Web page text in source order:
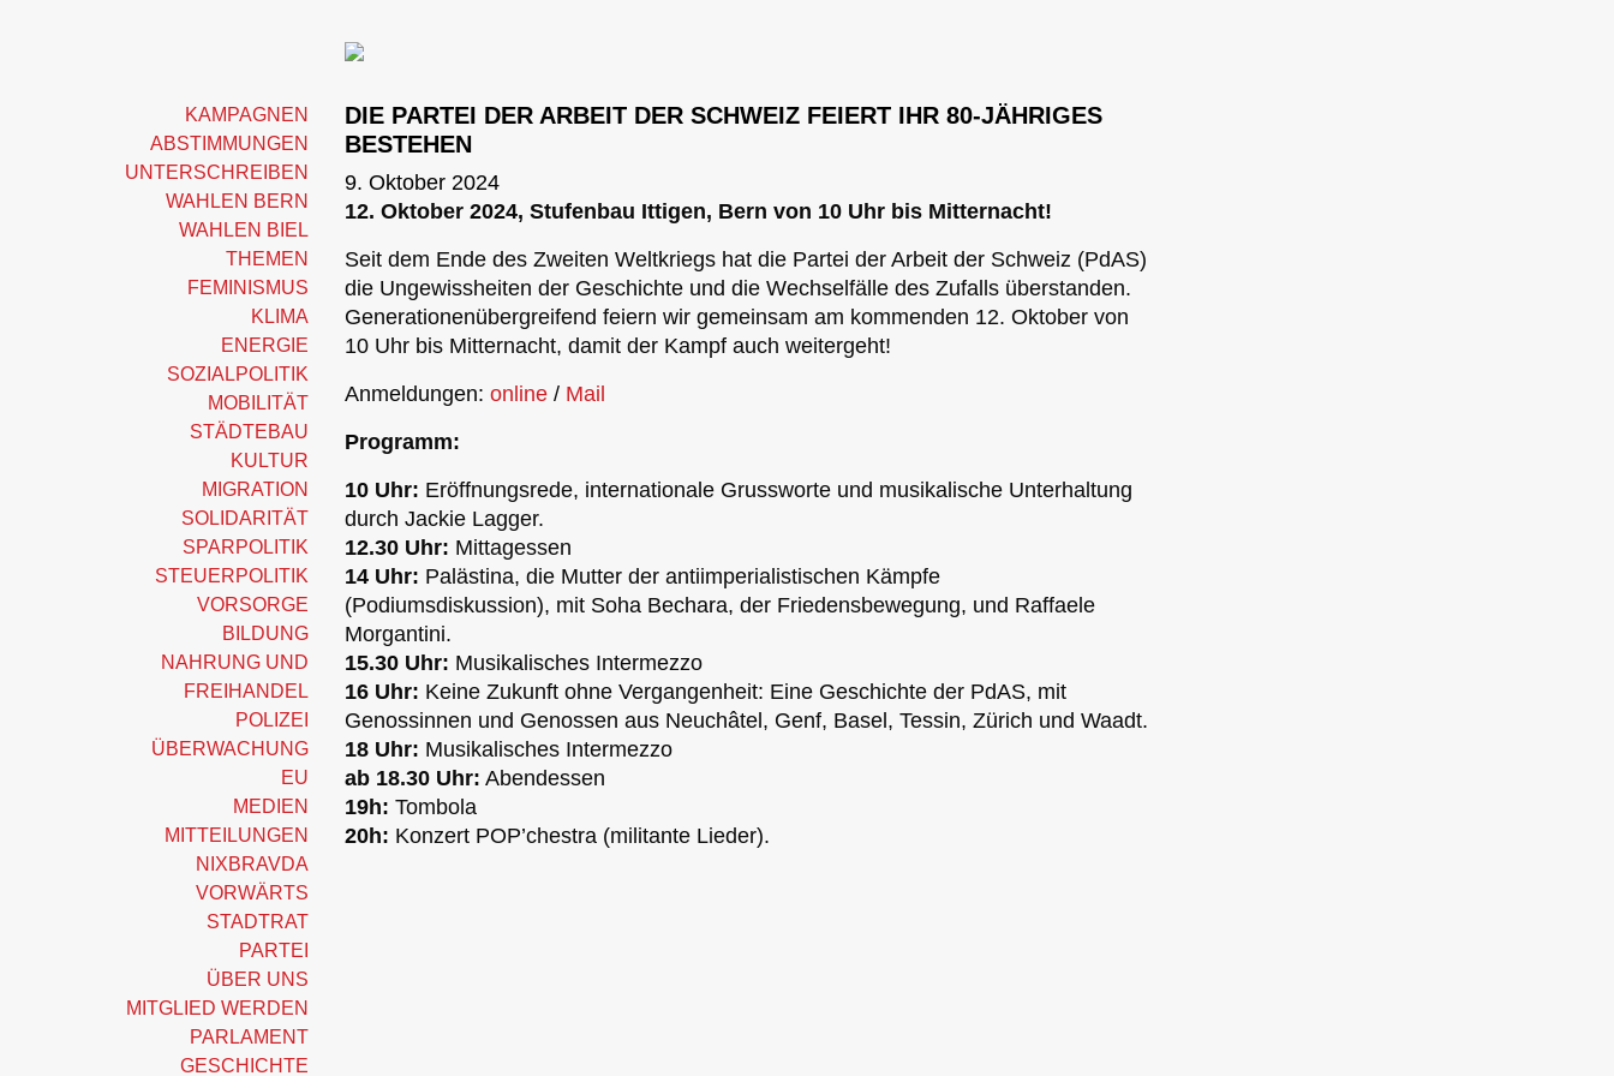
KAMPAGNEN
ABSTIMMUNGEN
UNTERSCHREIBEN
WAHLEN BERN
WAHLEN BIEL
THEMEN
FEMINISMUS
KLIMA
ENERGIE
SOZIALPOLITIK
MOBILITÄT
STÄDTEBAU
KULTUR
MIGRATION
SOLIDARITÄT
SPARPOLITIK
STEUERPOLITIK
VORSORGE
BILDUNG
NAHRUNG UND
FREIHANDEL
POLIZEI
ÜBERWACHUNG
EU
MEDIEN
MITTEILUNGEN
NIXBRAVDA
VORWÄRTS
STADTRAT
PARTEI
ÜBER UNS
MITGLIED WERDEN
PARLAMENT
GESCHICHTE
DIE PARTEI DER ARBEIT DER SCHWEIZ FEIERT IHR 80-JÄHRIGES
BESTEHEN
9. Oktober 2024
12. Oktober 2024, Stufenbau Ittigen, Bern von 10 Uhr bis Mitternacht!
Seit dem Ende des Zweiten Weltkriegs hat die Partei der Arbeit der Schweiz (PdAS)
die Ungewissheiten der Geschichte und die Wechselfälle des Zufalls überstanden.
Generationenübergreifend feiern wir gemeinsam am kommenden 12. Oktober von
10 Uhr bis Mitternacht, damit der Kampf auch weitergeht!
Anmeldungen: online / Mail
Programm:
10 Uhr: Eröffnungsrede, internationale Grussworte und musikalische Unterhaltung
durch Jackie Lagger.
12.30 Uhr: Mittagessen
14 Uhr: Palästina, die Mutter der antiimperialistischen Kämpfe
(Podiumsdiskussion), mit Soha Bechara, der Friedensbewegung, und Raffaele
Morgantini.
15.30 Uhr: Musikalisches Intermezzo
16 Uhr: Keine Zukunft ohne Vergangenheit: Eine Geschichte der PdAS, mit
Genossinnen und Genossen aus Neuchâtel, Genf, Basel, Tessin, Zürich und Waadt.
18 Uhr: Musikalisches Intermezzo
ab 18.30 Uhr: Abendessen
19h: Tombola
20h: Konzert POP’chestra (militante Lieder).